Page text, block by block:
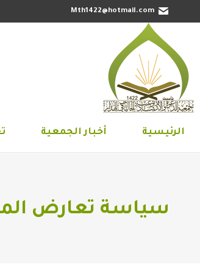
Mth1422@hotmail.com
الرئيسية أخبار الجمعية
سياسة تعارض
الرئيسية أخبار الجمعية